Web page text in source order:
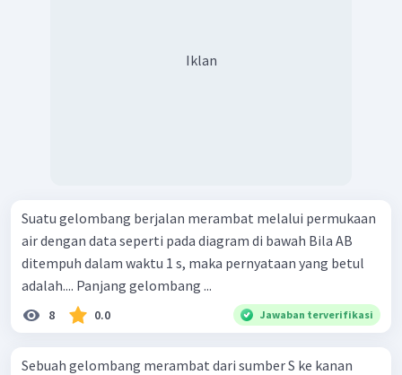
Iklan
Suatu gelombang berjalan merambat melalui permukaan
air dengan data seperti pada diagram di bawah Bila AB
ditempuh dalam waktu 1 s, maka pernyataan yang betul
adalah.... Panjang gelombang ...
8 0.0 Jawaban terverifikasi
Sebuah gelombang merambat dari sumber S ke kanan